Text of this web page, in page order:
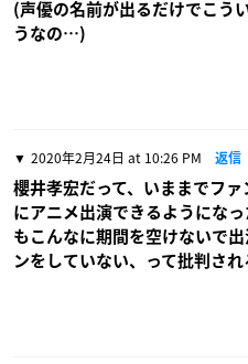
(声優の名前が出るだけでこう
うなの…)
2020年2月24日 at 10:26 PM 返信
櫻井孝宏だって、いままでフ
にアニメ出演できるようにな
もこんなに期間を空けないで
ンをしていない、って批判され